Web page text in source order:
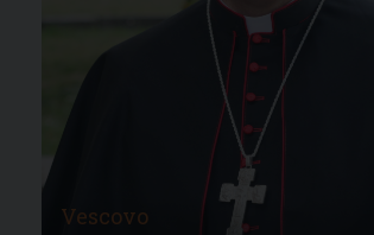
Vescovo